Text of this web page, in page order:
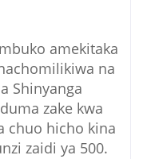
amekitaka
na
Shinyanga
zake kwa
chuo hicho kina
zaidi ya 500.